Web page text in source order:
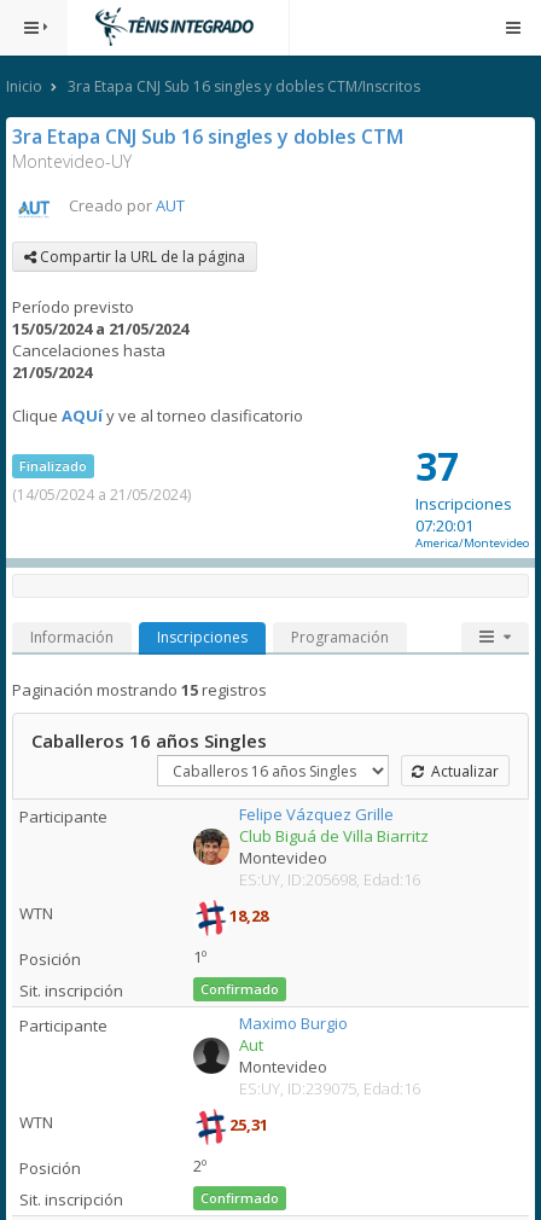
Inicio 3ra Etapa CNJ Sub 16 singles y dobles CTM/Inscritos
3ra Etapa CNJ Sub 16 singles y dobles CTM
Montevideo-UY
Creado porAUT
Compartir la URL de la página
Período previsto
15/05/2024 a 21/05/2024
Cancelaciones hasta
21/05/2024
Clique AQUíy ve al torneo clasificatorio
Finalizado
(14/05/2024 a 21/05/2024)
37
Inscripciones
07:20:01
America/Montevideo
Información Inscripciones Programación
Paginación mostrando 15registros
Caballeros 16 años Singles
Actualizar
Felipe Vázquez Grille
Club Biguá de Villa Biarritz
Montevideo
ES:UY, ID:205698, Edad:16
18,28
1º
Confirmado
Maximo Burgio
Aut
Montevideo
ES:UY, ID:239075, Edad:16
25,31
2º
Confirmado